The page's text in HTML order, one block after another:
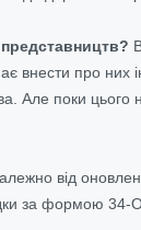
внести про них
Але поки цього
від
за формою 34-